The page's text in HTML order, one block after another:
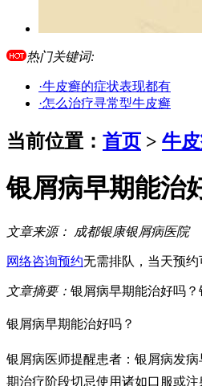
热门关键词:
·牛皮癣的症状表现都有
·怎么治疗寻常型牛皮癣
当前位置： 首页 > 牛
银屑病早期能治
文章来源： 成都银康银屑病医院
网络咨询预约无需排队，当天预约
文章摘要： 银屑病早期能治好吗
银屑病早期能治好吗？
银屑病医师提醒患者：银屑病发
期治疗阶段切忌使用诸如口服或